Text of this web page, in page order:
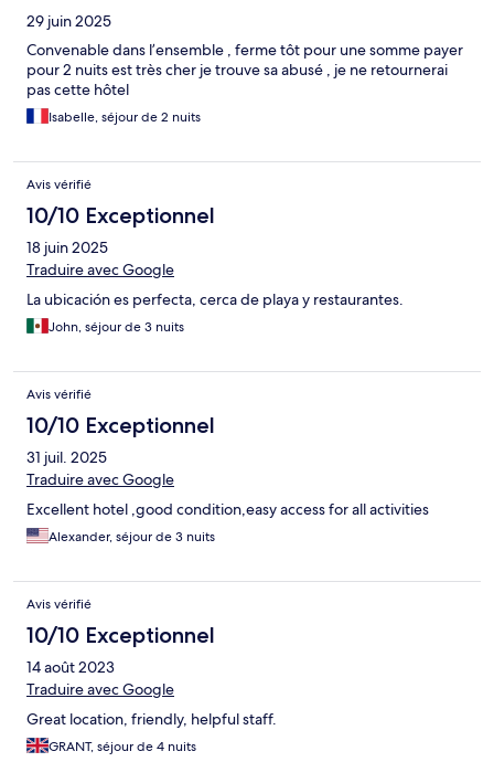
29 juin 2025
Convenable dans l’ensemble , ferme tôt pour une somme payer
pour 2 nuits est très cher je trouve sa abusé , je ne retournerai
pas cette hôtel
Isabelle, séjour de 2 nuits
Avis vérifié
10/10 Exceptionnel
18 juin 2025
Traduire avec Google
La ubicación es perfecta, cerca de playa y restaurantes.
John, séjour de 3 nuits
Avis vérifié
10/10 Exceptionnel
31 juil. 2025
Traduire avec Google
Excellent hotel ,good condition,easy access for all activities
Alexander, séjour de 3 nuits
Avis vérifié
10/10 Exceptionnel
14 août 2023
Traduire avec Google
Great location, friendly, helpful staff.
GRANT, séjour de 4 nuits